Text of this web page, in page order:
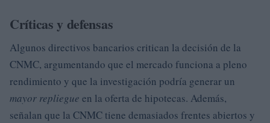
Críticas y defensas
Algunos directivos bancarios critican la decisión de la
CNMC, argumentando que el mercado funciona a pleno
rendimiento y que la investigación podría generar un
mayor repliegue en la oferta de hipotecas. Además,
señalan que la CNMC tiene demasiados frentes abiertos y